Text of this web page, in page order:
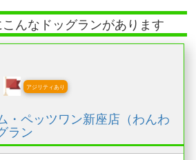
んなドッグランがあります
アジリティあり
・ペッツワン新座店（わんわ
ラン